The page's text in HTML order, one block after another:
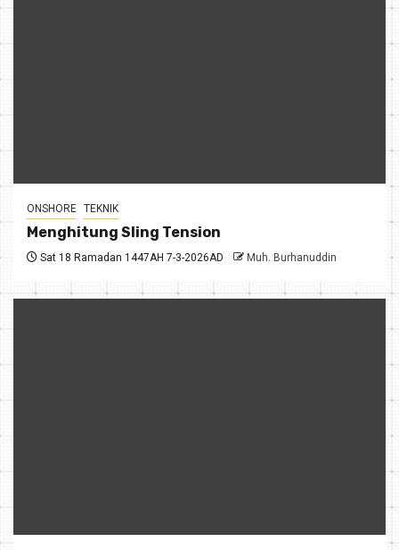
ONSHORE TEKNIK
Menghitung Sling Tension
Sat 18 Ramadan 1447AH 7-3-2026AD Muh. Burhanuddin